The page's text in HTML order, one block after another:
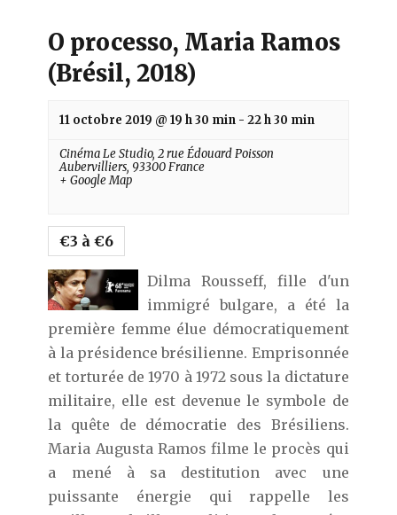
n
t
s
O processo, Maria Ramos
(Brésil, 2018)
11 octobre 2019 @ 19 h 30 min -22 h 30 min
Cinéma Le Studio,2 rue Édouard Poisson
Aubervilliers, 93300 France
+ Google Map
€3 à €6
Dilma Rousseff, fille d'un
immigré bulgare, a été la
première femme élue démocratiquement
à la présidence brésilienne. Emprisonnée
et torturée de 1970 à 1972 sous la dictature
militaire, elle est devenue le symbole de
la quête de démocratie des Brésiliens.
Maria Augusta Ramos filme le procès qui
a mené à sa destitution avec une
puissante énergie qui rappelle les